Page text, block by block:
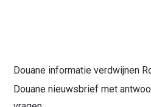
Douane informatie verdwijnen
Douane nieuwsbrief met